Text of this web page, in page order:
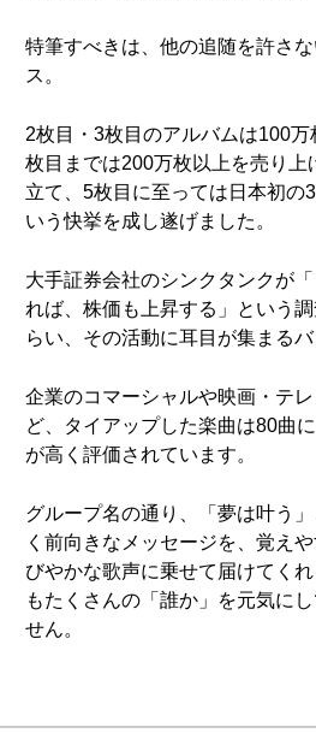
特筆すべきは、他の追随を許さ
ス。
2枚目・3枚目のアルバムは100
枚目までは200万枚以上を売り上
立て、5枚目に至っては日本初の
いう快挙を成し遂げました。
大手証券会社のシンクタンクが
れば、株価も上昇する」という
らい、その活動に耳目が集まるバ
企業のコマーシャルや映画・テ
ど、タイアップした楽曲は80曲
が高く評価されています。
グループ名の通り、「夢は叶う
く前向きなメッセージを、覚え
びやかな歌声に乗せて届けてく
もたくさんの「誰か」を元気に
せん。